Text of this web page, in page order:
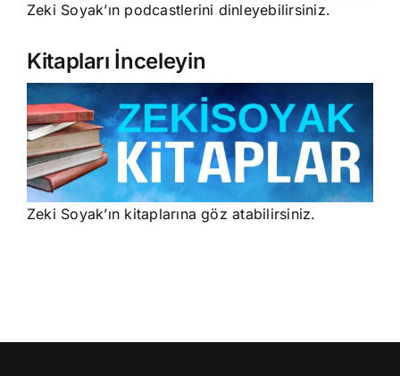
Zeki Soyak’ın podcastlerini dinleyebilirsiniz.
Kitapları İnceleyin
Zeki Soyak’ın kitaplarına göz atabilirsiniz.